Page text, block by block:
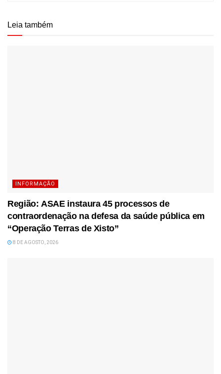
Leia também
INFORMAÇÃO
Região: ASAE instaura 45 processos de
contraordenação na defesa da saúde pública em
“Operação Terras de Xisto”
8 DE AGOSTO, 2026